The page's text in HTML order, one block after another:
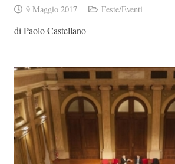
9 Maggio 2017 Feste/Eventi
di Paolo Castellano